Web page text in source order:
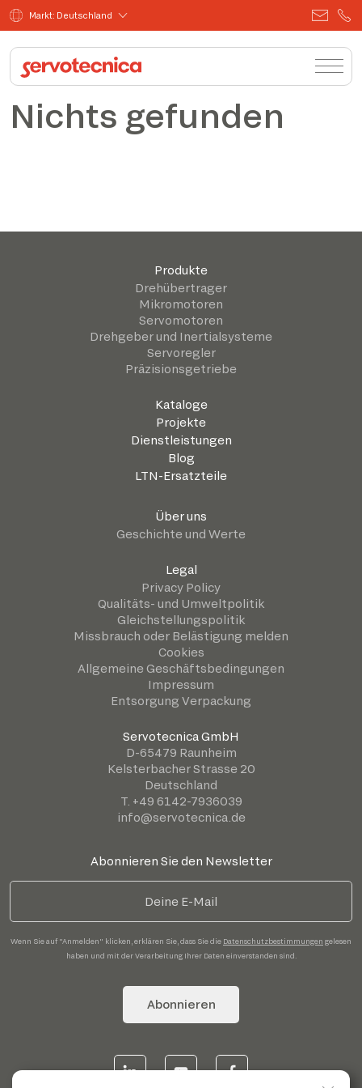
Markt: Deutschland
Nichts gefunden
Produkte
Drehübertrager
Mikromotoren
Servomotoren
Drehgeber und Inertialsysteme
Servoregler
Präzisionsgetriebe
Kataloge
Projekte
Dienstleistungen
Blog
LTN-Ersatzteile
Über uns
Geschichte und Werte
Legal
Privacy Policy
Qualitäts- und Umweltpolitik
Gleichstellungspolitik
Missbrauch oder Belästigung melden
Cookies
Allgemeine Geschäftsbedingungen
Impressum
Entsorgung Verpackung
Servotecnica GmbH
D-65479 Raunheim
Kelsterbacher Strasse 20
Deutschland
T. +49 6142-7936039
info@servotecnica.de
Abonnieren Sie den Newsletter
Wenn Sie auf "Anmelden" klicken, erklären Sie, dass Sie die Datenschutzbestimmungen gelesen
haben und mit der Verarbeitung Ihrer Daten einverstanden sind.
Abonnieren